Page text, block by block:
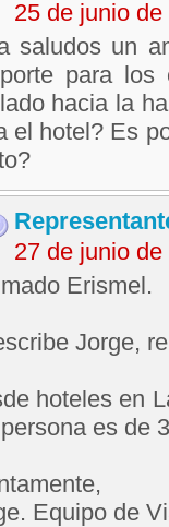
25 de junio
saludos un
para
hacia la
el hotel? Es
27 de junio
Erismel.
Jorge,
hoteles en
es de
Equipo de